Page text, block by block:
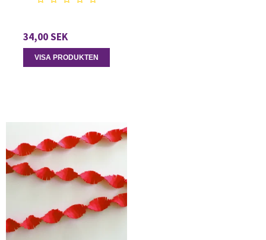
34,00 SEK
VISA PRODUKTEN